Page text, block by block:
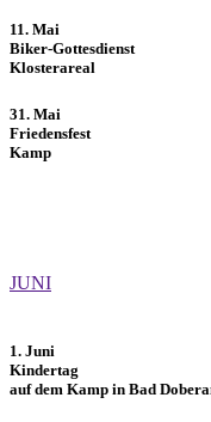
11. Mai
Biker-Gottesdienst
Klosterareal
31. Mai
Friedensfest
Kamp
JUNI
1. Juni
Kindertag
auf dem Kamp in Bad